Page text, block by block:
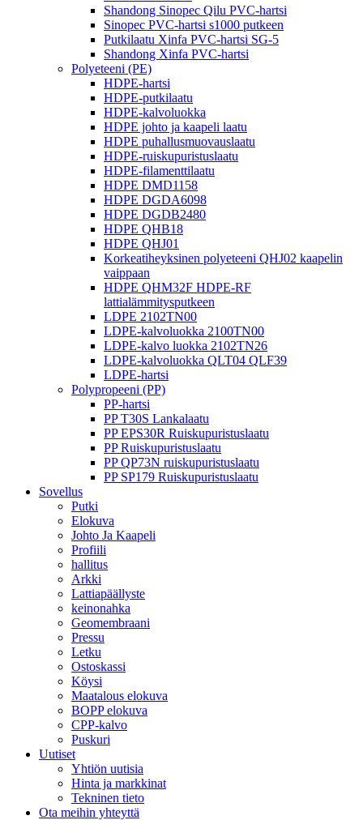
Shandong Sinopec Qilu PVC-hartsi
Sinopec PVC-hartsi s1000 putkeen
Putkilaatu Xinfa PVC-hartsi SG-5
Shandong Xinfa PVC-hartsi
Polyeteeni (PE)
HDPE-hartsi
HDPE-putkilaatu
HDPE-kalvoluokka
HDPE johto ja kaapeli laatu
HDPE puhallusmuovauslaatu
HDPE-ruiskupuristuslaatu
HDPE-filamenttilaatu
HDPE DMD1158
HDPE DGDA6098
HDPE DGDB2480
HDPE QHB18
HDPE QHJ01
Korkeatiheyksinen polyeteeni QHJ02 kaapelin
vaippaan
HDPE QHM32F HDPE-RF
lattialämmitysputkeen
LDPE 2102TN00
LDPE-kalvoluokka 2100TN00
LDPE-kalvo luokka 2102TN26
LDPE-kalvoluokka QLT04 QLF39
LDPE-hartsi
Polypropeeni (PP)
PP-hartsi
PP T30S Lankalaatu
PP EPS30R Ruiskupuristuslaatu
PP Ruiskupuristuslaatu
PP QP73N ruiskupuristuslaatu
PP SP179 Ruiskupuristuslaatu
Sovellus
Putki
Elokuva
Johto Ja Kaapeli
Profiili
hallitus
Arkki
Lattiapäällyste
keinonahka
Geomembraani
Pressu
Letku
Ostoskassi
Köysi
Maatalous elokuva
BOPP elokuva
CPP-kalvo
Puskuri
Uutiset
Yhtiön uutisia
Hinta ja markkinat
Tekninen tieto
Ota meihin yhteyttä